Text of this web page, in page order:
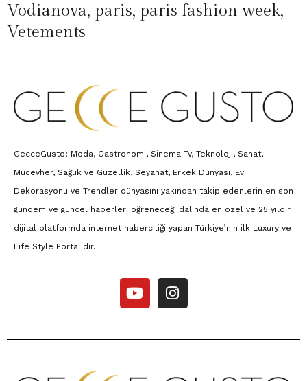
Vodianova, paris, paris fashion week,
Vetements
GecceGusto; Moda, Gastronomi, Sinema Tv, Teknoloji, Sanat,
Mücevher, Sağlık ve Güzellik, Seyahat, Erkek Dünyası, Ev
Dekorasyonu ve Trendler dünyasını yakından takip edenlerin en son
gündem ve güncel haberleri öğreneceği dalında en özel ve 25 yıldır
dijital platformda internet haberciliği yapan Türkiye’nin ilk Luxury ve
Lıfe Style Portalıdır.